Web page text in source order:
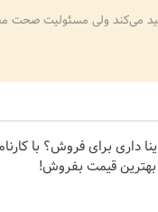
می‌کند ولی مسئولیت
داری برای فروش؟ با
بهترین قیمت بفروش!